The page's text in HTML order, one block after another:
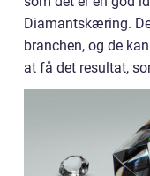
Diamantskæring.
branchen, og de
at få det resultat,